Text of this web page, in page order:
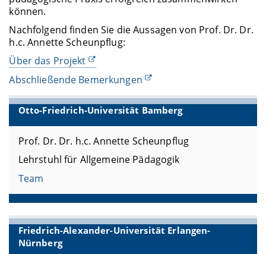
können.
Nachfolgend finden Sie die Aussagen von Prof. Dr. Dr.
h.c. Annette Scheunpflug:
Über das Projekt
Abschließende Bemerkungen
Otto-Friedrich-Universität Bamberg
Prof. Dr. Dr. h.c. Annette Scheunpflug
Lehrstuhl für Allgemeine Pädagogik
Team
Friedrich-Alexander-Universität Erlangen-
Nürnberg